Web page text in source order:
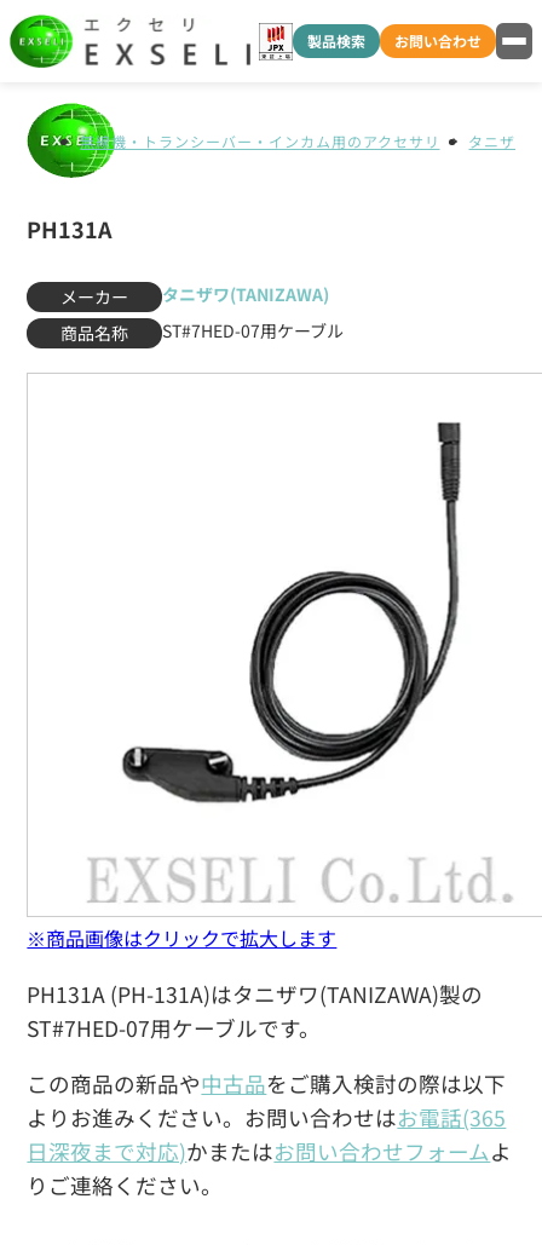
製品検索 お問い合わせ
無線機・トランシーバー・インカム用のアクセサリ タニザワ
PH131A
メーカー
タニザワ(TANIZAWA)
商品名称
ST#7HED-07用ケーブル
PH131A (PH-131A)はタニザワ(TANIZAWA)製の
ST#7HED-07用ケーブルです。
この商品の新品や中古品をご購入検討の際は以下
よりお進みください。お問い合わせはお電話(365
日深夜まで対応)かまたはお問い合わせフォームよ
りご連絡ください。
※商品画像はクリックで拡大します